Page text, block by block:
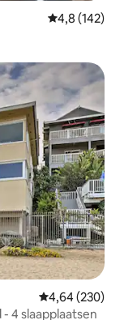
Gemiddelde
4,8 (142)
Gemiddelde
4,64 (230)
- 4 slaapplaatsen